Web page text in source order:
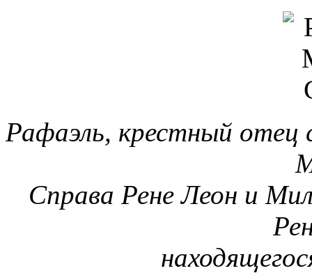
Рафаэль, крестный отец
Справа Рене Леон и